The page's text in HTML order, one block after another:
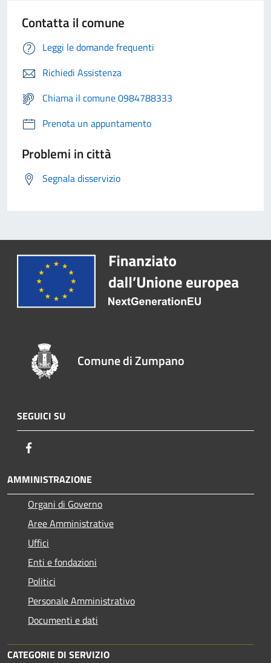
Contatta il comune
Leggi le domande frequenti
Richiedi Assistenza
Chiama il comune 0984788333
Prenota un appuntamento
Problemi in città
Segnala disservizio
Comune di Zumpano
SEGUICI SU
AMMINISTRAZIONE
Organi di Governo
Aree Amministrative
Uffici
Enti e fondazioni
Politici
Personale Amministrativo
Documenti e dati
CATEGORIE DI SERVIZIO